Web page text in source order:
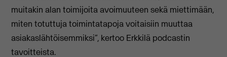
muitakin alan toimijoita avoimuuteen sekä miettimään,
miten totuttuja toimintatapoja voitaisiin muuttaa
asiakaslähtöisemmiksi”, kertoo Erkkilä podcastin
tavoitteista.